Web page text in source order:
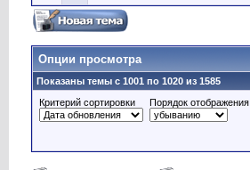
Опции просмотра
Показаны темы с 1001 по 1020 из 1585
Критерий сортировки
Порядок отображения